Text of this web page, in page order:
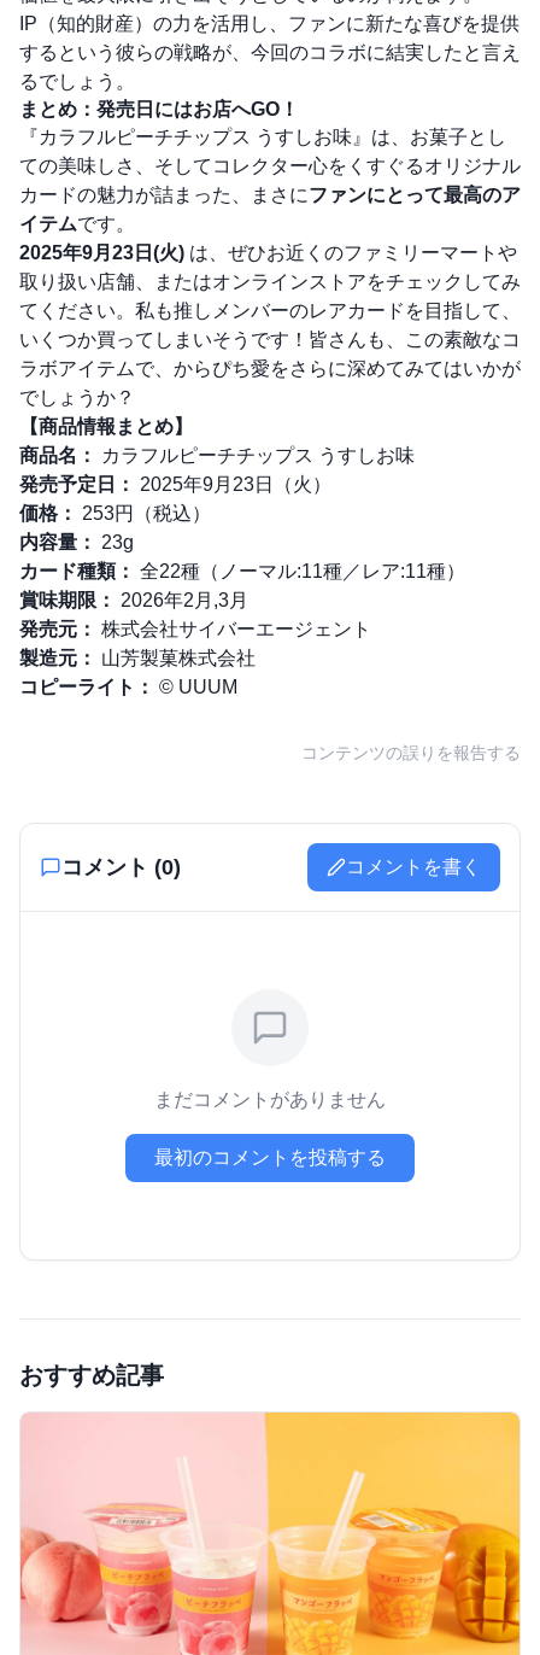
IP（知的財産）の力を活用し、ファンに新たな喜びを提供
するという彼らの戦略が、今回のコラボに結実したと言え
るでしょう。
まとめ：発売日にはお店へGO！
『カラフルピーチチップス うすしお味』は、お菓子とし
ての美味しさ、そしてコレクター心をくすぐるオリジナル
カードの魅力が詰まった、まさにファンにとって最高のア
イテムです。
2025年9月23日(火) は、ぜひお近くのファミリーマートや
取り扱い店舗、またはオンラインストアをチェックしてみ
てください。私も推しメンバーのレアカードを目指して、
いくつか買ってしまいそうです！皆さんも、この素敵なコ
ラボアイテムで、からぴち愛をさらに深めてみてはいかが
でしょうか？
【商品情報まとめ】
商品名：
カラフルピーチチップス うすしお味
発売予定日：
2025年9月23日（火）
価格：
253円（税込）
内容量：
23g
カード種類： 全22種（ノーマル:11種／レア:11種）
賞味期限：
2026年2月,3月
発売元： 株式会社サイバーエージェント
製造元：
山芳製菓株式会社
コピーライト： © UUUM
コンテンツの誤りを報告する
コメント (0) コメントを書く
まだコメントがありません
最初のコメントを投稿する
おすすめ記事